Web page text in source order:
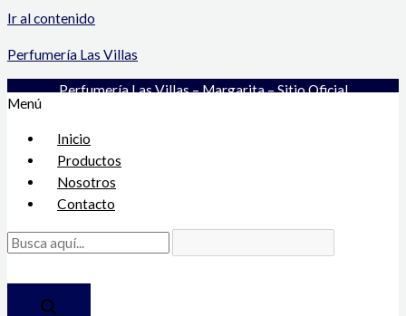
Ir al contenido
Perfumería Las Villas
Perfumería Las Villas – Margarita – Sitio Oficial
Menú
Inicio
Productos
Nosotros
Contacto